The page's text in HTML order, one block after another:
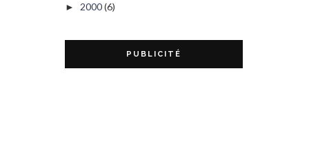
► 2000(6)
PUBLICITÉ